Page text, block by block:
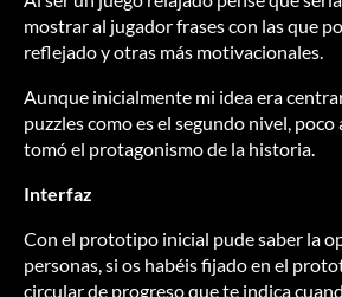
mostrar al jugador frases con las que
reflejado y otras más motivacionales.
Aunque inicialmente mi idea era
puzzles como es el segundo nivel,
tomó el protagonismo de la historia.
Interfaz
Con el prototipo inicial pude saber la
personas, si os habéis fijado en el
circular de progreso que te indica